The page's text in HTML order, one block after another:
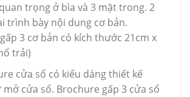
trọng ở bìa và 3 mặt trong. 2
trình bày nội dung cơ bản.
3 cơ bản có kích thước 21cm x
trải)
cửa sổ có kiểu dáng thiết kế
cửa sổ. Brochure gấp 3 cửa sổ